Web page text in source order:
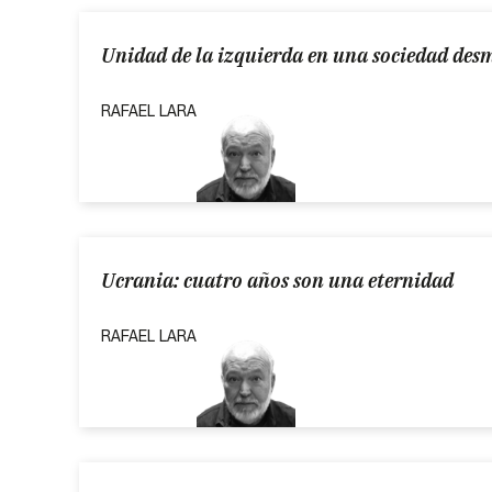
Unidad de la izquierda en una sociedad
RAFAEL LARA
Ucrania: cuatro años son una eternidad
RAFAEL LARA